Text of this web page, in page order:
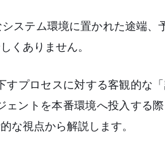
ステム環境に置かれた途端、
くありません。
すプロセスに対する客観的な
ントを本番環境へ投入する
な視点から解説します。